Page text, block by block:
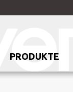
PRODUKTE